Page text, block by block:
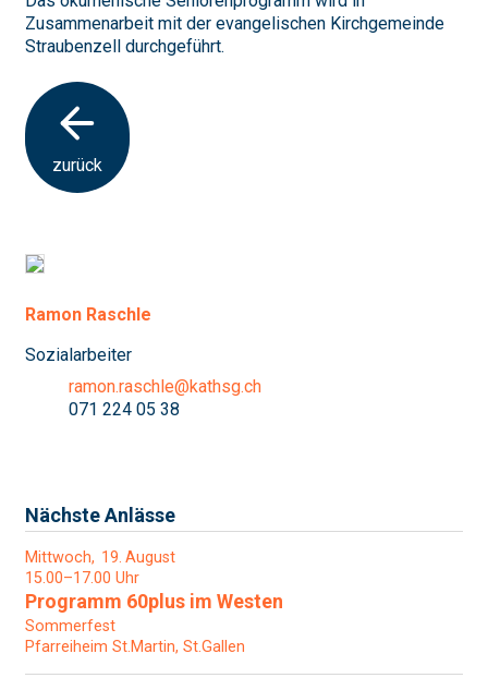
Zusammenarbeit mit der evangelischen Kirchgemeinde
Straubenzell durchgeführt.
zurück
Ramon Raschle
Sozialarbeiter
ramon.raschle@kathsg.ch
071 224 05 38
Nächste Anlässe
Mittwoch 19 August
15.00–17.00 Uhr
Programm 60plus im Westen
Sommerfest
Pfarreiheim St.Martin, St.Gallen